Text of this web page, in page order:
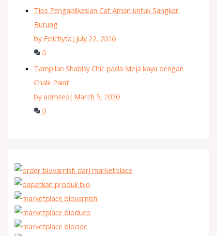
Tips Pengaplikasian Cat Aman untuk Sangkar
Burung
by Felichyta | July 22, 2016
0
Tampilan Shabby Chic pada Meja kayu dengan
Chalk Paint
by admseo | March 5, 2020
0